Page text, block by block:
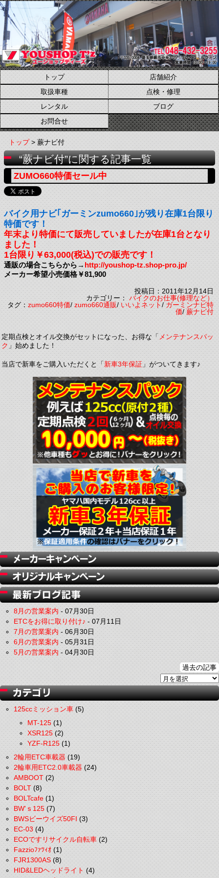
トップ
店舗紹介
取扱車種
点検・修理
レンタル
ブログ
お問合せ
トップ> 蕨ナビ付
“蕨ナビ付”に関する記事一覧
ZUMO660特価セール中
バイク用ナビ｢ガーミンzumo660｣が残り在庫1台限り
特価です！
年末より特価にて販売していましたが在庫1台となり
ました！
1台限り￥63,000(税込)での販売です！
通販の場合こちらから→http://youshop-tz.shop-pro.jp/
メーカー希望小売価格￥81,900
投稿日：2011年12月14日
カテゴリー：バイクのお仕事(修理など）
タグ：zumo660特価/zumo660通販/いいよネット/ガーミンナビ特
価/蕨ナビ付
定期点検とオイル交換がセットになった、お得な「メンテナンスパッ
ク」始めました！
当店で新車をご購入いただくと「新車3年保証」がついてきます♪
8月の営業案内-07月30日
ETCをお得に取り付け♪-07月11日
7月の営業案内-06月30日
6月の営業案内-05月31日
5月の営業案内-04月30日
過去の記事
125ccミッション車(5)
MT-125(1)
XSR125(2)
YZF-R125(1)
2輪用ETC車載器(19)
2輪車用ETC2.0車載器(24)
AMBOOT(2)
BOLT(8)
BOLTcafe(1)
BW'ｓ125(7)
BWSビーウイズ50FI(3)
EC-03(4)
ECOですリサイクル自転車(2)
Fazzioﾌｧﾂｨｵ(1)
FJR1300AS(8)
HID&LEDヘッドライト(4)